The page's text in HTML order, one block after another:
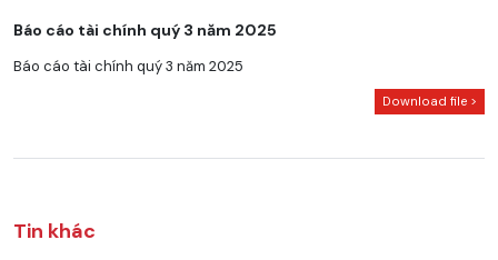
Báo cáo tài chính quý 3 năm 2025
Báo cáo tài chính quý 3 năm 2025
Download file >
Tin khác